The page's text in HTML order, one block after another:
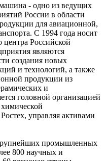
- одно из ведущих
России в области
для авиационной,
С 1994 года носит
центра Российской
являются
создания новых
и технологий, а также
продукции из
и
головной организацией
управляя активами
промышленных
800 научных и